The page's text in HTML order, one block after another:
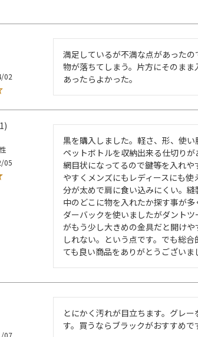
02
満足しているが不満な点があった
物が落ちてしまう。片方にそのま
あったらよかった。
1
05
黒を購入しました。軽さ、形、使
ペットボトルを収納出来る仕切り
網目状になってるので鍵等を入れ
やすくメンズにもレディースにも
分が太めで肩に食い込みにくい。
中のどこに物を入れたか探す事が
ダーバックを使いましたがダント
がもう少し大きめの金具だと開け
しれない。という点です。でも総
ても良い商品をありがとうございま
とにかく汚れが目立ちます。グレ
す。買うならブラックがおすすめで